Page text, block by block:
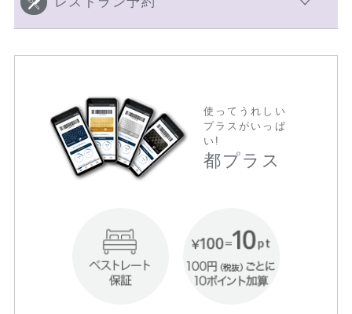
使ってうれしい
プラスがいっぱ
い!
都プラス